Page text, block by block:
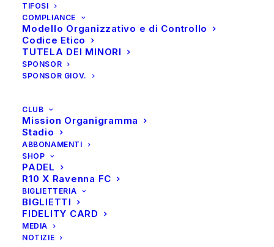
TIFOSI
COMPLIANCE
Modello Organizzativo e di Controllo
Codice Etico
TUTELA DEI MINORI
SPONSOR
SPONSOR GIOV.
CLUB
Mission Organigramma
Stadio
ABBONAMENTI
SHOP
PADEL
R10 X Ravenna FC
BIGLIETTERIA
BIGLIETTI
FIDELITY CARD
MEDIA
NOTIZIE